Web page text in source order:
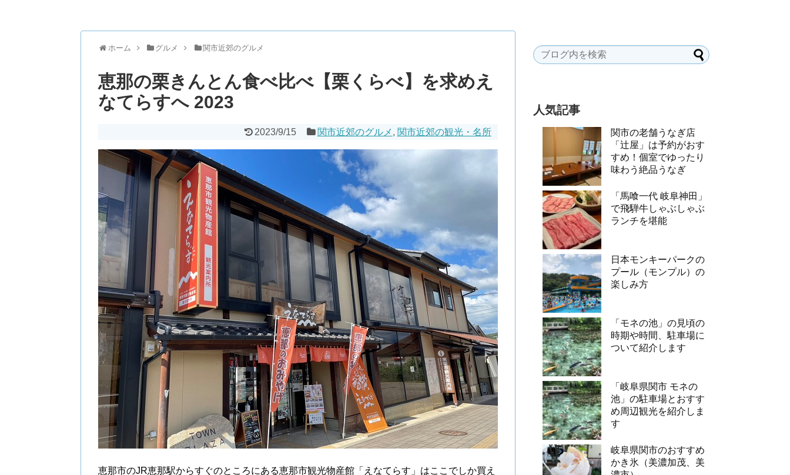
ホーム グルメ 関市近郊のグルメ
恵那の栗きんとん食べ比べ【栗くらべ】を求めえ
なてらすへ 2023
2023/9/15 関市近郊のグルメ , 関市近郊の観光・名所
恵那市のJR恵那駅からすぐのところにある恵那市観光物産館「えなてらす」はここでしか買え
人気記事
関市の老舗うなぎ店
「辻屋」は予約がおす
すめ！個室でゆったり
味わう絶品うなぎ
「馬喰一代 岐阜神田」
で飛騨牛しゃぶしゃぶ
ランチを堪能
日本モンキーパークの
プール（モンプル）の
楽しみ方
「モネの池」の見頃の
時期や時間、駐車場に
ついて紹介します
「岐阜県関市 モネの
池」の駐車場とおすす
め周辺観光を紹介しま
す
岐阜県関市のおすすめ
かき氷（美濃加茂、美